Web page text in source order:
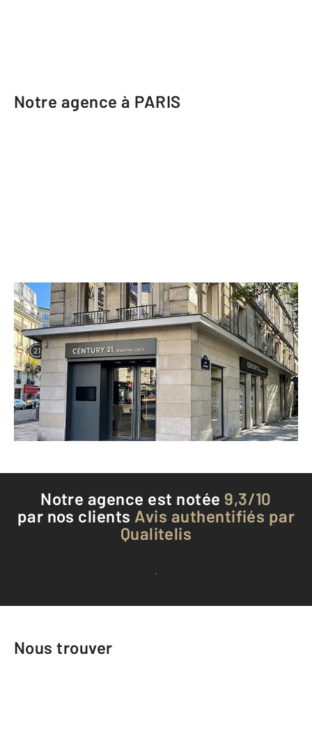
Notre agence à PARIS
CENTURY 21 Quartier Latin
106 rue Monge
PARIS - 75005
Envoyer un message
Téléphoner à l'agence
Notre agence est notée 9,3/10
par nos clients Avis authentifiés par
Qualitelis
Voir tous les avis clients
Nous trouver